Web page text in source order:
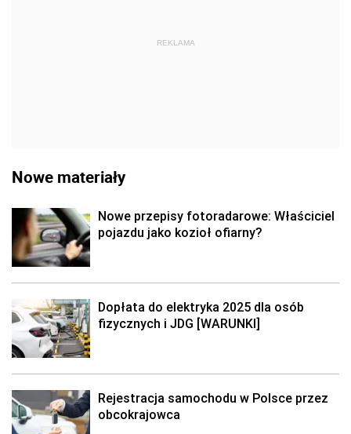
REKLAMA
Nowe materiały
Nowe przepisy fotoradarowe: Właściciel
pojazdu jako kozioł ofiarny?
Dopłata do elektryka 2025 dla osób
fizycznych i JDG [WARUNKI]
Rejestracja samochodu w Polsce przez
obcokrajowca